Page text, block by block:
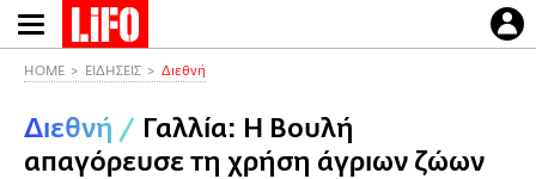
Παράκαμψη
προς
περιεχόμενο
HOME ΕΙΔΗΣΕΙΣ Διεθνή
Διεθνή / Γαλλία: Η Βουλή
απαγόρευσε τη χρήση άγριων ζώων